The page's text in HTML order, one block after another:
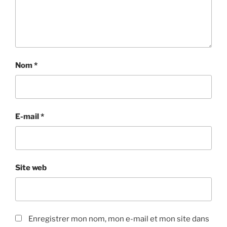
Nom*
E-mail*
Site web
Enregistrer mon nom, mon e-mail et mon site dans